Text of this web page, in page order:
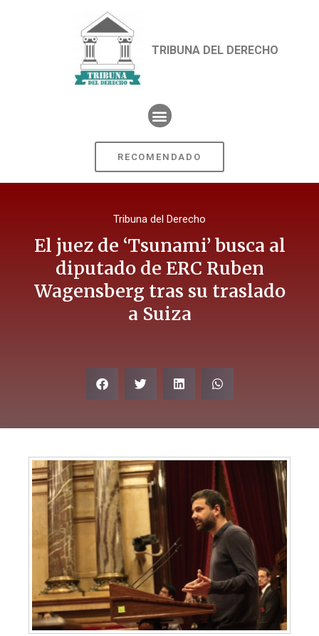
TRIBUNA DEL DERECHO
RECOMENDADO
Tribuna del Derecho
El juez de ‘Tsunami’ busca al
diputado de ERC Ruben
Wagensberg tras su traslado
a Suiza